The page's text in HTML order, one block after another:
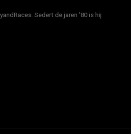
Sedert de jaren '80 is hij